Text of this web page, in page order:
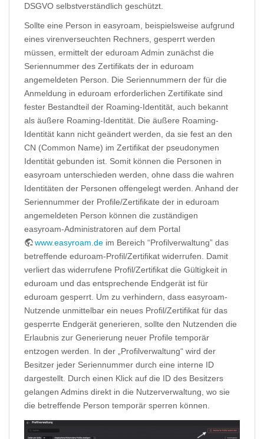
DSGVO selbstverständlich geschützt.
Sollte eine Person in easyroam, beispielsweise aufgrund
eines virenverseuchten Rechners, gesperrt werden
müssen, ermittelt der eduroam Admin zunächst die
Seriennummer des Zertifikats der in eduroam
angemeldeten Person. Die Seriennummern der für die
Anmeldung in eduroam erforderlichen Zertifikate sind
fester Bestandteil der Roaming-Identität, auch bekannt
als äußere Roaming-Identität. Die äußere Roaming-
Identität kann nicht geändert werden, da sie fest an den
CN (Common Name) im Zertifikat der pseudonymen
Identität gebunden ist. Somit können die Personen in
easyroam unterschieden werden, ohne dass die wahren
Identitäten der Personen offengelegt werden. Anhand der
Seriennummer der Profile/Zertifikate der in eduroam
angemeldeten Person können die zuständigen
easyroam-Administratoren auf dem Portal
www.easyroam.de im Bereich “Profilverwaltung” das
betreffende eduroam-Profil/Zertifikat widerrufen. Damit
verliert das widerrufene Profil/Zertifikat die Gültigkeit in
eduroam und das entsprechende Endgerät ist für
eduroam gesperrt. Um zu verhindern, dass easyroam-
Nutzende unmittelbar ein neues Profil/Zertifikat für das
gesperrte Endgerät generieren, sollte den Nutzenden die
Erlaubnis zur Generierung neuer Profile temporär
entzogen werden. In der „Profilverwaltung“ wird der
Besitzer jeder Seriennummer durch eine interne ID
dargestellt. Durch einen Klick auf die ID des Besitzers
gelangen Admins direkt in die Nutzerverwaltung, wo sie
die betreffende Person temporär sperren können.